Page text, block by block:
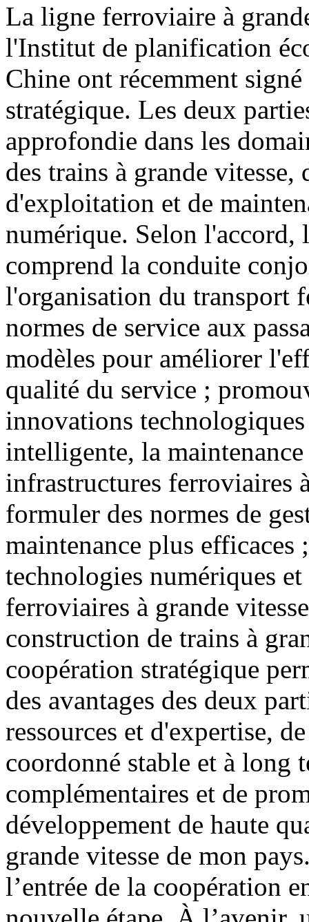
La ligne ferroviaire à
l'Institut de planification
Chine ont récemment
stratégique. Les deux
approfondie dans les
des trains à grande vitesse,
d'exploitation et de
numérique. Selon
comprend la conduite
l'organisation du transport
normes de service aux
modèles pour améliorer
qualité du service ;
innovations
intelligente, la
infrastructures ferroviaires
formuler des normes de
maintenance plus
technologies numériques
ferroviaires à grande
construction de trains à
coopération stratégique
des avantages des deux
ressources et d'expertise,
coordonné stable et à long
complémentaires et de
développement de haute
grande vitesse de mon
l’entrée de la coopération